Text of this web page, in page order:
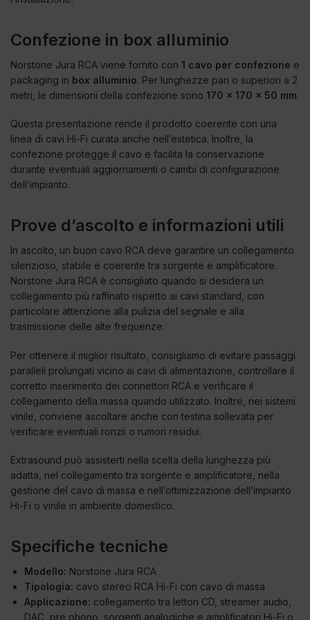
Confezione in box alluminio
Norstone Jura RCA viene fornito con 1 cavo per confezione e
packaging in box alluminio. Per lunghezze pari o superiori a 2
metri, le dimensioni della confezione sono 170 x 170 x 50 mm.
Questa presentazione rende il prodotto coerente con una
linea di cavi Hi-Fi curata anche nell’estetica. Inoltre, la
confezione protegge il cavo e facilita la conservazione
durante eventuali aggiornamenti o cambi di configurazione
dell’impianto.
Prove d’ascolto e informazioni utili
In ascolto, un buon cavo RCA deve garantire un collegamento
silenzioso, stabile e coerente tra sorgente e amplificatore.
Norstone Jura RCA è consigliato quando si desidera un
collegamento più raffinato rispetto ai cavi standard, con
particolare attenzione alla pulizia del segnale e alla
trasmissione delle alte frequenze.
Per ottenere il miglior risultato, consigliamo di evitare passaggi
paralleli prolungati vicino ai cavi di alimentazione, controllare il
corretto inserimento dei connettori RCA e verificare il
collegamento della massa quando utilizzato. Inoltre, nei sistemi
vinile, conviene ascoltare anche con testina sollevata per
verificare eventuali ronzii o rumori residui.
Extrasound può assisterti nella scelta della lunghezza più
adatta, nel collegamento tra sorgente e amplificatore, nella
gestione del cavo di massa e nell’ottimizzazione dell’impianto
Hi-Fi o vinile in ambiente domestico.
Specifiche tecniche
Modello: Norstone Jura RCA
Tipologia: cavo stereo RCA Hi-Fi con cavo di massa
Applicazione: collegamento tra lettori CD, streamer audio,
DAC, pre phono, sorgenti analogiche e amplificatori Hi-Fi o